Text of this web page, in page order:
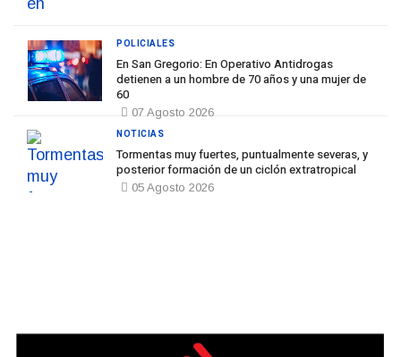
En San Gregorio: En Operativo Antidrogas
detienen a un hombre de 70 años y una mujer de
60
07 Agosto 2026
POLICIALES
Tormentas muy fuertes, puntualmente severas, y
posterior formación de un ciclón extratropical
05 Agosto 2026
NOTICIAS